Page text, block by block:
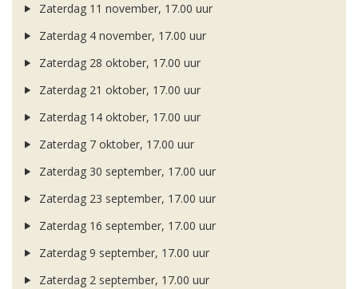
Zaterdag 11 november, 17.00 uur
Zaterdag 4 november, 17.00 uur
Zaterdag 28 oktober, 17.00 uur
Zaterdag 21 oktober, 17.00 uur
Zaterdag 14 oktober, 17.00 uur
Zaterdag 7 oktober, 17.00 uur
Zaterdag 30 september, 17.00 uur
Zaterdag 23 september, 17.00 uur
Zaterdag 16 september, 17.00 uur
Zaterdag 9 september, 17.00 uur
Zaterdag 2 september, 17.00 uur